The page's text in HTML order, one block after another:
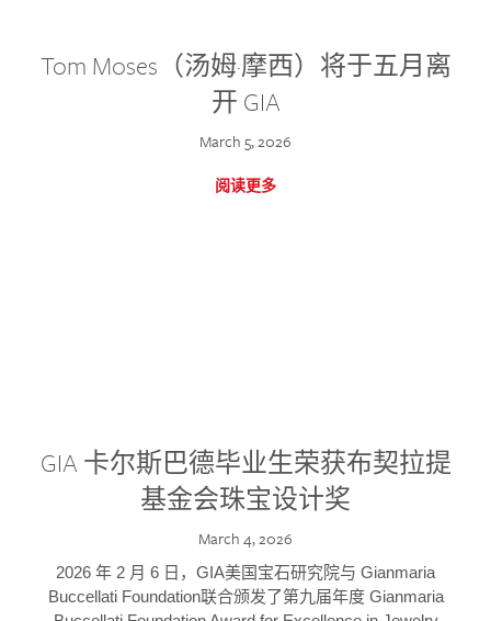
Tom Moses（汤姆·摩西）将于五月离
开 GIA
March 5, 2026
阅读更多
GIA 卡尔斯巴德毕业生荣获布契拉提
基金会珠宝设计奖
March 4, 2026
2026 年 2 月 6 日，GIA美国宝石研究院与 Gianmaria
Buccellati Foundation联合颁发了第九届年度 Gianmaria